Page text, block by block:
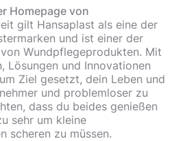
Homepage von
gilt Hansaplast als eine der
und ist einer der
Wundpflegeprodukten. Mit
Lösungen und Innovationen
Ziel gesetzt, dein Leben und
und problemloser zu
dass du beides genießen
sehr um kleine
scheren zu müssen.